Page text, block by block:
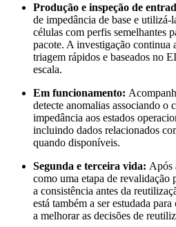
Produção e inspeção de
de impedância de base e utilizá-
células com perfis semelhantes
pacote. A investigação continua
triagem rápidos e baseados no
escala.
Em funcionamento:
detecte anomalias associando o
impedância aos estados
incluindo dados relacionados
quando disponíveis.
Segunda e terceira vida: Após
como uma etapa de revalidação
a consistência antes da
está também a ser estudada
a melhorar as decisões de